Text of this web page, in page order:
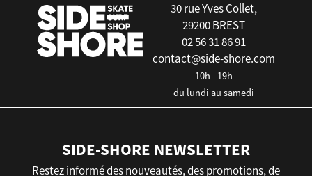
30 rue Yves Collet,
29200 BREST
02 56 31 86 91
contact@side-shore.com
10h - 19h
du lundi au samedi
SIDE-SHORE NEWSLETTER
Restez informé des nouveautés, des promotions, de